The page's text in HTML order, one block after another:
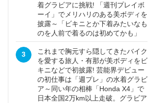
着グラビアに挑戦! 「週刊プレイボ
ーイ」でメリハリのある美ボディを
披露～「ビキニとか下着みたいなも
のを人前で着るのは初めてかも」
3
これまで胸元すら隠してきたバイク
を愛する旅人・有那が美ボディをビ
キニなどで初披露! 芸能界デビュー
の初仕事は「週プレ」の水着グラビ
ア～同い年の相棒「Honda X4」で
日本全国2万km以上走破。グラビア